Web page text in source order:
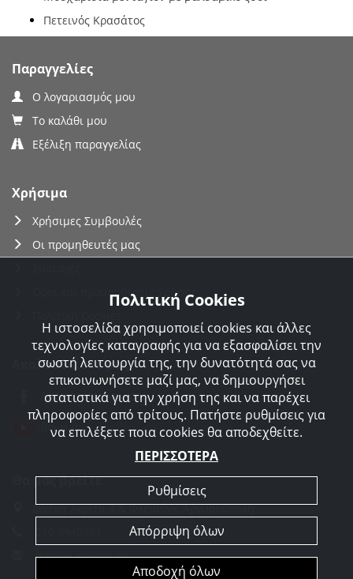
Πετεινός Κρασάτος
Παραγγελίες
Ο λογαριασμός μου
Το καλάθι μου
Εξέλιξη παραγγελίας
Χρήσιμα
Χρήσιμες Συμβουλές
Οι προμηθευτές μας
Όροι και προϋποθέσεις χρήσης
Ακολουθείστε μας
Agorakreatonroupas
Roupas
Θα μας βρείτε
Διγενή Ακρίτα 4 & Φλέμινγκ, Αργυρούπολη
info@e-roupas.gr
Πολιτική Cookies
Η ιστοσελίδα χρησιμοποιεί cookies και άλλες
τεχνολογίες καταγραφής για να εξασφαλίσει την
σωστή λειτουργία της, την δυνατότητά σας να
επικοινωνήσετε μαζί μας, να δημιουργήσει
στατιστικά για την χρήση της και να παρέχει
πληροφορίες από τρίτους. Πατήστε ρυθμίσεις για
να επιλέξετε ποια cookies θα αποδεχθείτε.
ΠΕΡΙΣΣΟΤΕΡΑ
Ρυθμίσεις
Απόρριψη όλων
Αποδοχή όλων